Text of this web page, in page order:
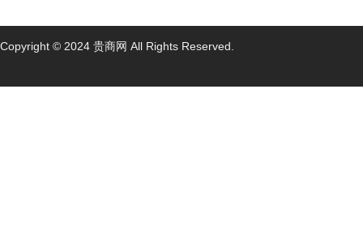
Copyright © 2024 贵商网 All Rights Reserved.